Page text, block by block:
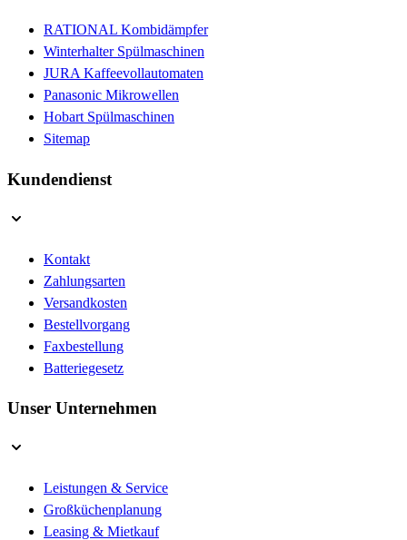
RATIONAL Kombidämpfer
Winterhalter Spülmaschinen
JURA Kaffeevollautomaten
Panasonic Mikrowellen
Hobart Spülmaschinen
Sitemap
Kundendienst
Kontakt
Zahlungsarten
Versandkosten
Bestellvorgang
Faxbestellung
Batteriegesetz
Unser Unternehmen
Leistungen & Service
Großküchenplanung
Leasing & Mietkauf